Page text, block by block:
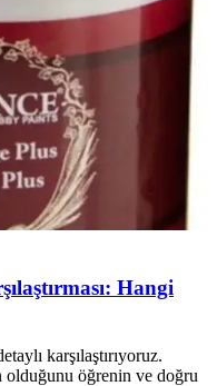
Hangi
karşılaştırıyoruz.
öğrenin ve doğru